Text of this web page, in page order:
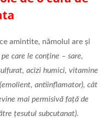
amintite, nămolul are și
care le conține – sare,
acizi humici, vitamine
antiinflamator), cât
mai permisivă față de
țesutul subcutanat).